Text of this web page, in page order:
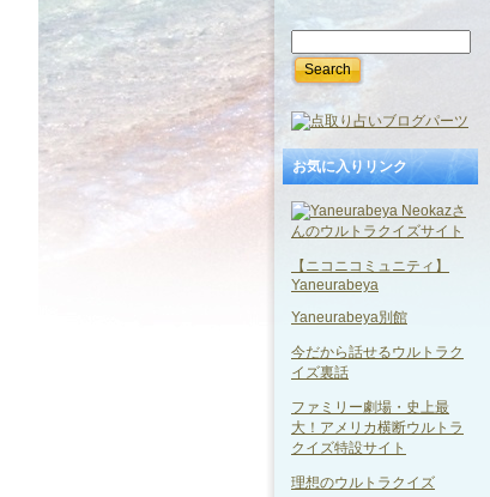
お気に入りリンク
【ニコニコミュニティ】
Yaneurabeya
Yaneurabeya別館
今だから話せるウルトラク
イズ裏話
ファミリー劇場・史上最
大！アメリカ横断ウルトラ
クイズ特設サイト
理想のウルトラクイズ